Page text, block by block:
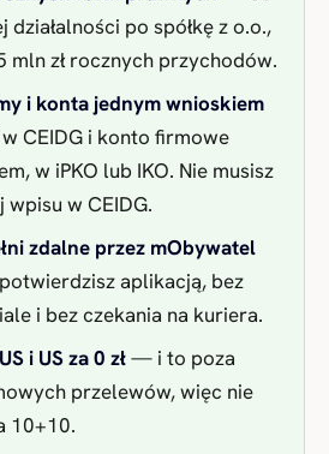
po spółkę z o.o.,
mln zł rocznych przychodów.
i konta jednym wnioskiem
CEIDG i konto firmowe
w iPKO lub IKO. Nie musisz
wpisu w CEIDG.
zdalne przez mObywatel
aplikacją, bez
i bez czekania na kuriera.
i US za 0 zł— i to poza
przelewów, więc nie
10+10.